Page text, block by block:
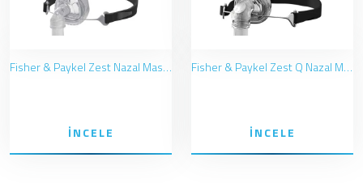
Fisher & Paykel Zest Nazal Maske (Burun)
İNCELE
Fisher & Paykel Zest Q Nazal Maske (Burun)
İNCELE